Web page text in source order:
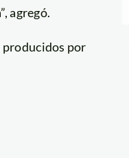
agregó.
producidos por